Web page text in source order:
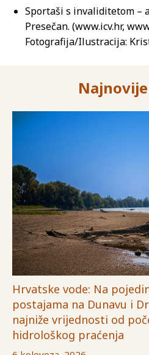
Sportaši s invaliditetom –
Presečan. (www.icv.hr,
Fotografija/Ilustracija:
Hrvatske vode: Na
postajama na Dunavu i
najniže vrijednosti od
hidrološkog praćenja